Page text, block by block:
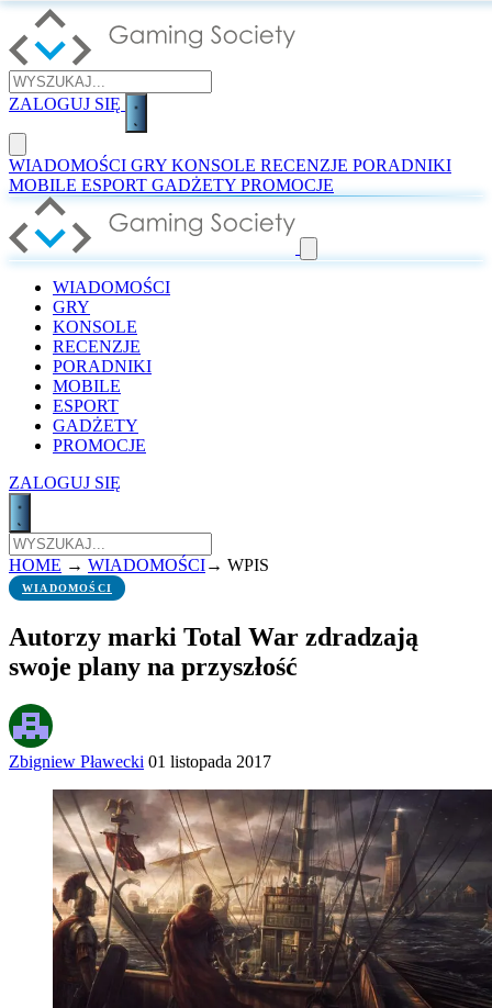
ZALOGUJ SIĘ
WIADOMOŚCI GRY KONSOLE RECENZJE PORADNIKI
MOBILE ESPORT GADŻETY PROMOCJE
WIADOMOŚCI
GRY
KONSOLE
RECENZJE
PORADNIKI
MOBILE
ESPORT
GADŻETY
PROMOCJE
ZALOGUJ SIĘ
HOME → WIADOMOŚCI→ WPIS
WIADOMOŚCI
Autorzy marki Total War zdradzają
swoje plany na przyszłość
Zbigniew Pławecki 01 listopada 2017